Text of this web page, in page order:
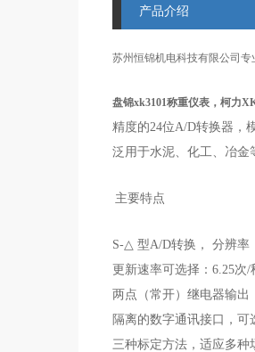
产品介绍
苏州恒锦机电科技有限公司
盘锦xk3101称重仪表，柯力
精度的24位A/D转换器，
泛用于水泥、化工、冶金
主要特点
S-△ 型A/D转换， 分辨率
更新速率可选择：6.25次
两点（常开）继电器输
隔离的数字通讯接口，可
三种标定方法，适应多种